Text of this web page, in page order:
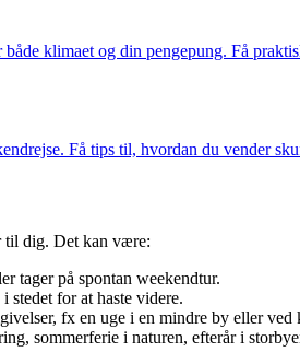
klimaet og din pengepung. Få
Få tips til, hvordan du vender
til dig. Det kan være:
tager på spontan weekendtur.
for at haste videre.
fx en uge i en mindre by eller ved
sommerferie i naturen, efterår i